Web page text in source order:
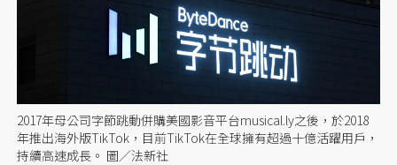
2017年母公司字節跳動併購美國影音平台musical.ly之後，於2018
年推出海外版TikTok，目前TikTok在全球擁有超過十億活躍用戶，
持續高速成長。 圖／法新社